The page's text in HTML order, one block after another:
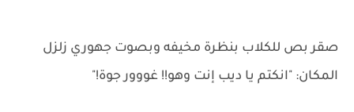
صقر بص للكلاب بنظرة مخيفه وبصوت جهوري زلزل
المكان: "انكتم يا ديب إنت وهو!! غووور جوة!"